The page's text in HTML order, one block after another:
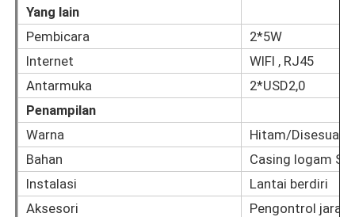
Tanda Digital Vertikal
Kios Interaktif Floor Standing
panel datar interaktif
Kios Layar Sentuh Horizontal
Papan tulis Interaktif IR
Yang lain
Pembicara
2*5W
Internet
WIFI , RJ45
Antarmuka
2*USD2,0
Penampilan
Warna
Hitam/
Bahan
Casing logam
Instalasi
Lantai berdiri
Aksesori
Pengontrol jarak